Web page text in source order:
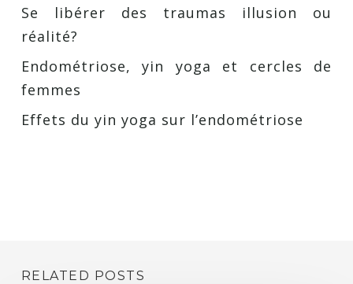
Se libérer des traumas illusion ou
réalité?
Endométriose, yin yoga et cercles de
femmes
Effets du yin yoga sur l’endométriose
RELATED POSTS